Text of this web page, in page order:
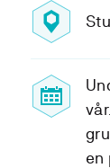
en